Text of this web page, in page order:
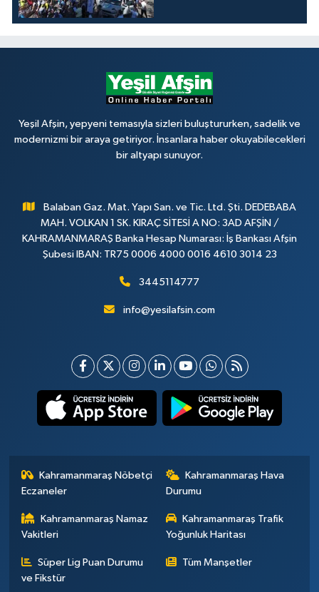
Yeşil Afşin, yepyeni temasıyla sizleri buluştururken, sadelik ve
modernizmi bir araya getiriyor. İnsanlara haber okuyabilecekleri
bir altyapı sunuyor.
Balaban Gaz. Mat. Yapı San. ve Tic. Ltd. Şti. DEDEBABA
MAH. VOLKAN 1 SK. KIRAÇ SİTESİ A NO: 3AD AFŞİN /
KAHRAMANMARAŞ Banka Hesap Numarası: İş Bankası Afşin
Şubesi IBAN: TR75 0006 4000 0016 4610 3014 23
3445114777
info@yesilafsin.com
Kahramanmaraş Nöbetçi
Eczaneler
Kahramanmaraş Hava
Durumu
Kahramanmaraş Namaz
Vakitleri
Kahramanmaraş Trafik
Yoğunluk Haritası
Süper Lig Puan Durumu
ve Fikstür
Tüm Manşetler